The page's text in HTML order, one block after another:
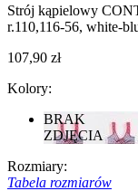
Strój kąpielowy
r.110,116-56, white-
107,90 zł
Kolory:
BRAK
ZDJĘCIA
Rozmiary:
Tabela rozmiarów